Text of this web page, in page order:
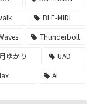
BLE-MIDI
Thunderbolt
ゆかり
UAD
AI